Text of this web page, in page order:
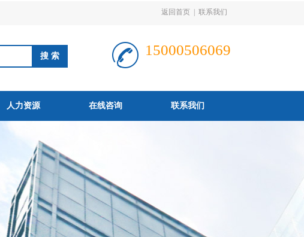
返回首页 联系我们
15000506069
人力资源 在线咨询 联系我们